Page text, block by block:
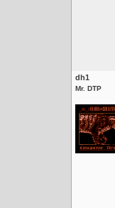
dh1
Mr. DTP